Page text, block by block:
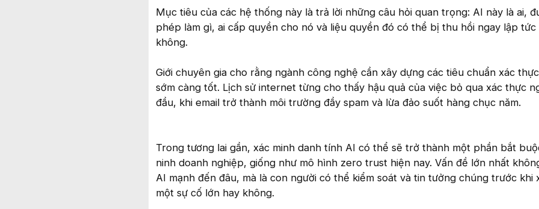
Mục tiêu của các hệ thống này là trả lời những câu hỏi quan trọng: AI này là ai,
phép làm gì, ai cấp quyền cho nó và liệu quyền đó có thể bị thu hồi ngay lập tức
không.
Giới chuyên gia cho rằng ngành công nghệ cần xây dựng các tiêu chuẩn xác
sớm càng tốt. Lịch sử internet từng cho thấy hậu quả của việc bỏ qua xác thực
đầu, khi email trở thành môi trường đầy spam và lừa đảo suốt hàng chục năm.
Trong tương lai gần, xác minh danh tính AI có thể sẽ trở thành một phần bắt
ninh doanh nghiệp, giống như mô hình zero trust hiện nay. Vấn đề lớn nhất
AI mạnh đến đâu, mà là con người có thể kiểm soát và tin tưởng chúng trước khi
một sự cố lớn hay không.